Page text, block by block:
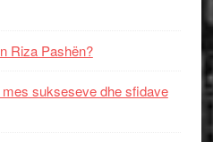
Riza Pashën?
sukseseve dhe sfidave